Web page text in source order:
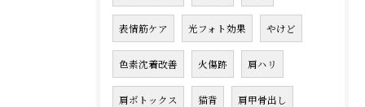
表情筋ケア 光フォト効果 やけど
色素沈着改善 火傷跡 肩ハリ
肩ボトックス 猫背 肩甲骨出し